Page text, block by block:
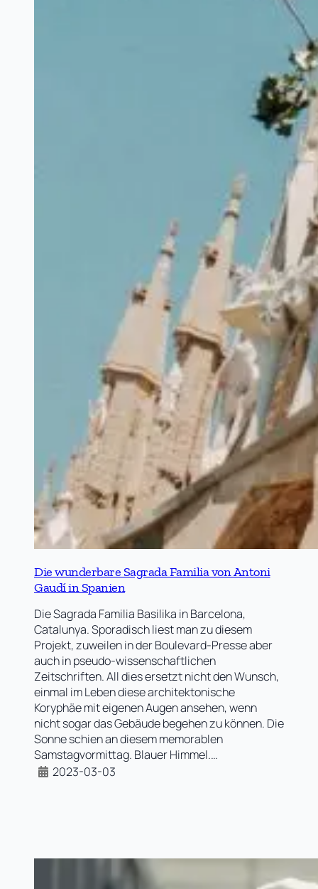
Die wunderbare Sagrada Familia von Antoni
Gaudí in Spanien
Die Sagrada Familia Basilika in Barcelona,
Catalunya. Sporadisch liest man zu diesem
Projekt, zuweilen in der Boulevard-Presse aber
auch in pseudo-wissenschaftlichen
Zeitschriften. All dies ersetzt nicht den Wunsch,
einmal im Leben diese architektonische
Koryphäe mit eigenen Augen ansehen, wenn
nicht sogar das Gebäude begehen zu können. Die
Sonne schien an diesem memorablen
Samstagvormittag. Blauer Himmel.…
2023-03-03